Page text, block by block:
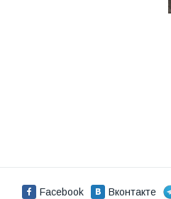
Facebook Вконтакте